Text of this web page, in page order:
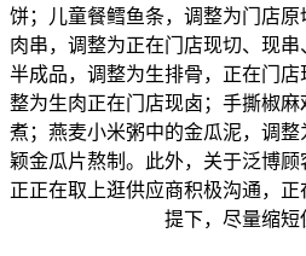
饼；儿童餐鳕鱼条，调整为门店
肉串，调整为正在门店现切、现
半成品，调整为生排骨，正在门
整为生肉正在门店现卤；手撕椒
煮；燕麦小米粥中的金瓜泥，调
颖金瓜片熬制。此外，关于泛博
正正在取上逛供应商积极沟通，
提下，尽量缩短